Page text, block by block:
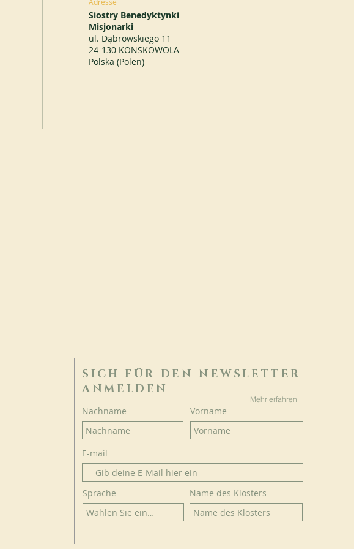
Siostry Benedyktynki
Misjonarki
ul. Dąbrowskiego 11
24-130 KONSKOWOLA
Polska (Polen)
SICH FÜR DEN NEWSLETTER
ANMELDEN
Mehr erfahren
Nachname Vorname
E-mail
Sprache Name des Klosters